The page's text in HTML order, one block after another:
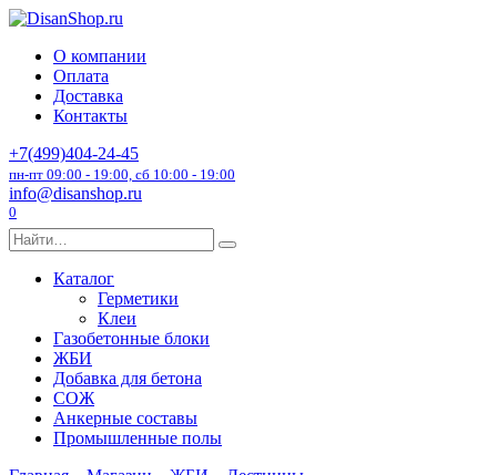
Перейти
содержанию
О компании
Оплата
Доставка
Контакты
+7(499)404-24-45
пн-пт 09:00 - 19:00, сб 10:00 - 19:00
info@disanshop.ru
0
Search
for:
Каталог
Герметики
Клеи
Газобетонные блоки
ЖБИ
Добавка для бетона
СОЖ
Анкерные составы
Промышленные полы